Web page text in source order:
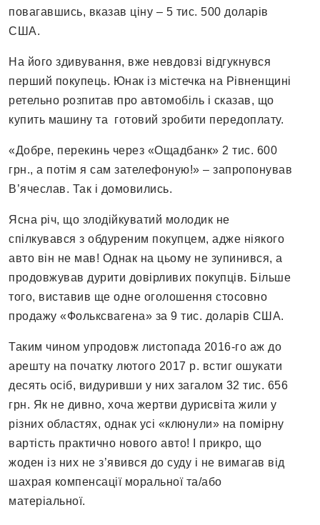
повагавшись, вказав ціну – 5 тис. 500 доларів
США.
На його здивування, вже невдовзі відгукнувся
перший покупець. Юнак із містечка на Рівненщині
ретельно розпитав про автомобіль і сказав, що
купить машину та готовий зробити передоплату.
«Добре, перекинь через «Ощадбанк» 2 тис. 600
грн., а потім я сам зателефоную!» – запропонував
В’ячеслав. Так і домовились.
Ясна річ, що злодійкуватий молодик не
спілкувався з обдуреним покупцем, адже ніякого
авто він не мав! Однак на цьому не зупинився, а
продовжував дурити довірливих покупців. Більше
того, виставив ще одне оголошення стосовно
продажу «Фольксвагена» за 9 тис. доларів США.
Таким чином упродовж листопада 2016-го аж до
арешту на початку лютого 2017 р. встиг ошукати
десять осіб, видуривши у них загалом 32 тис. 656
грн. Як не дивно, хоча жертви дурисвіта жили у
різних областях, однак усі «клюнули» на помірну
вартість практично нового авто! І прикро, що
жоден із них не з’явився до суду і не вимагав від
шахрая компенсації моральної та/або
матеріальної.